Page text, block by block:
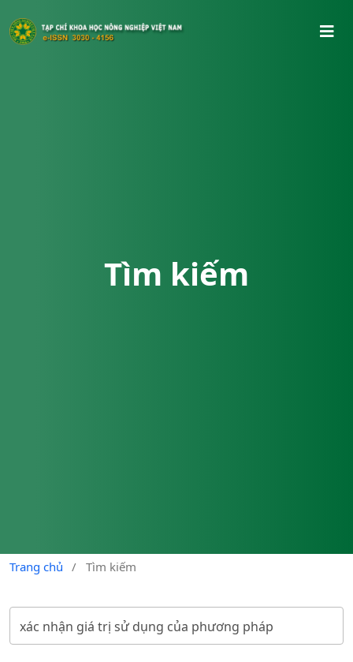
Tìm kiếm
Trang chủ / Tìm kiếm